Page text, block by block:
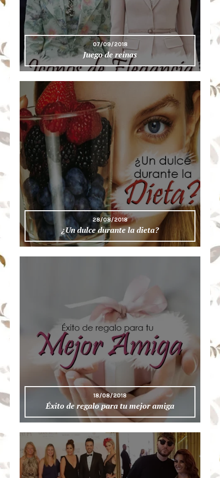
07/09/2018
Juego de reinas
28/08/2018
¿Un dulce durante la dieta?
18/08/2018
Éxito de regalo para tu mejor amiga